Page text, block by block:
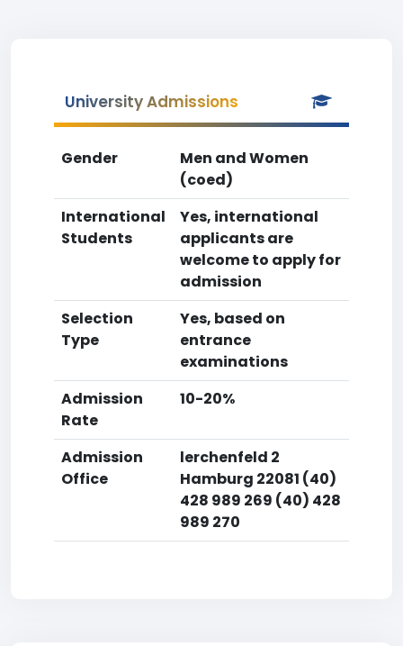
University Admissions
Gender
Men and Women
(coed)
International
Students
Yes, international
applicants are
welcome to apply for
admission
Selection
Type
Yes, based on
entrance
examinations
Admission
Rate
10-20%
Admission
Office
lerchenfeld 2
Hamburg 22081 (40)
428 989 269 (40) 428
989 270